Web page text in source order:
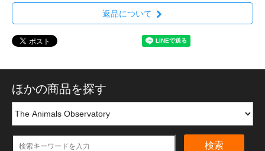
返品について
ほかの商品を探す
検索